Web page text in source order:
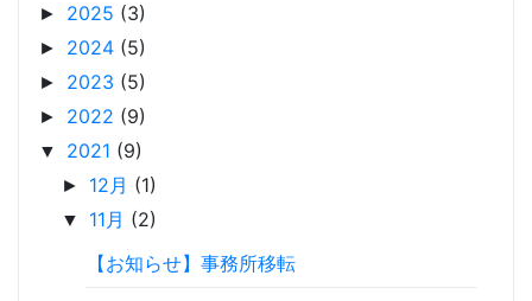
► 2025 (3)
► 2024 (5)
► 2023 (5)
► 2022 (9)
▼ 2021 (9)
► 12月 (1)
▼ 11月 (2)
【お知らせ】事務所移転